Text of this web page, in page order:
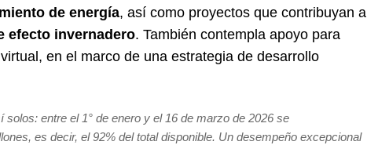
de energía, así como proyectos que contribuyan a
efecto invernadero. También contempla apoyo para
en el marco de una estrategia de desarrollo
solos: entre el 1° de enero y el 16 de marzo de 2026 se
es decir, el 92% del total disponible. Un desempeño excepcional